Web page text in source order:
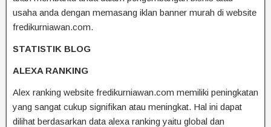
usaha anda dengan memasang iklan banner murah di website
fredikurniawan.com.
STATISTIK BLOG
ALEXA RANKING
Alex ranking website fredikurniawan.com memiliki peningkatan
yang sangat cukup signifikan atau meningkat. Hal ini dapat
dilihat berdasarkan data alexa ranking yaitu global dan